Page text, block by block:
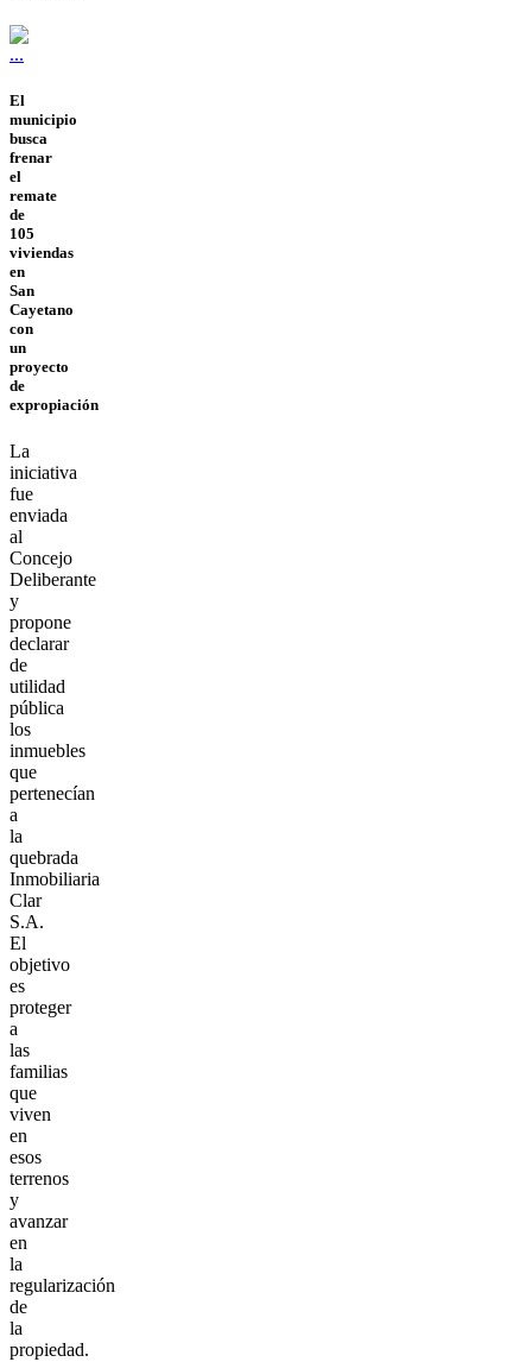
El
municipio
busca
frenar
el
remate
de
105
viviendas
en
San
Cayetano
con
un
proyecto
de
expropiación
La
iniciativa
fue
enviada
al
Concejo
Deliberante
y
propone
declarar
de
utilidad
pública
los
inmuebles
que
pertenecían
a
la
quebrada
Inmobiliaria
Clar
S.A.
El
objetivo
es
proteger
a
las
familias
que
viven
en
esos
terrenos
y
avanzar
en
la
regularización
de
la
propiedad.